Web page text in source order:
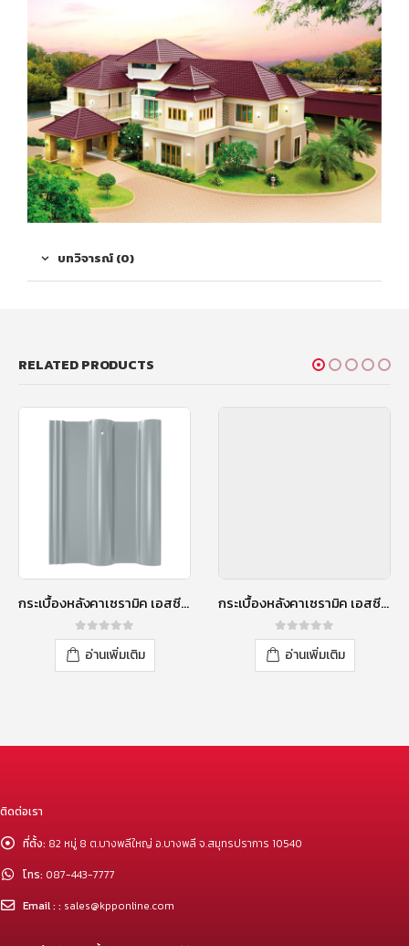
บทวิจารณ์ (0)
RELATED PRODUCTS
กระเบื้องหลังคาเซรามิค เอสซีจี รุ่นเอ็กซ์เซลล่า คลาสสิค สีไดมอนด์ เกรย์
0out of 5
อ่านเพิ่มเติม
กระเบื้องหลังคาเซรามิค เอสซีจี รุ่นเอ็กซ์เซลล่า คลาสสิค สีออบซิเดียน เกรย์
0out of 5
อ่านเพิ่มเติม
ติดต่อเรา
ที่ตั้ง: 82 หมู่ 8 ต.บางพลีใหญ่ อ.บางพลี จ.สมุทรปราการ 10540
โทร: 087-443-7777
Email : : sales@kpponline.com